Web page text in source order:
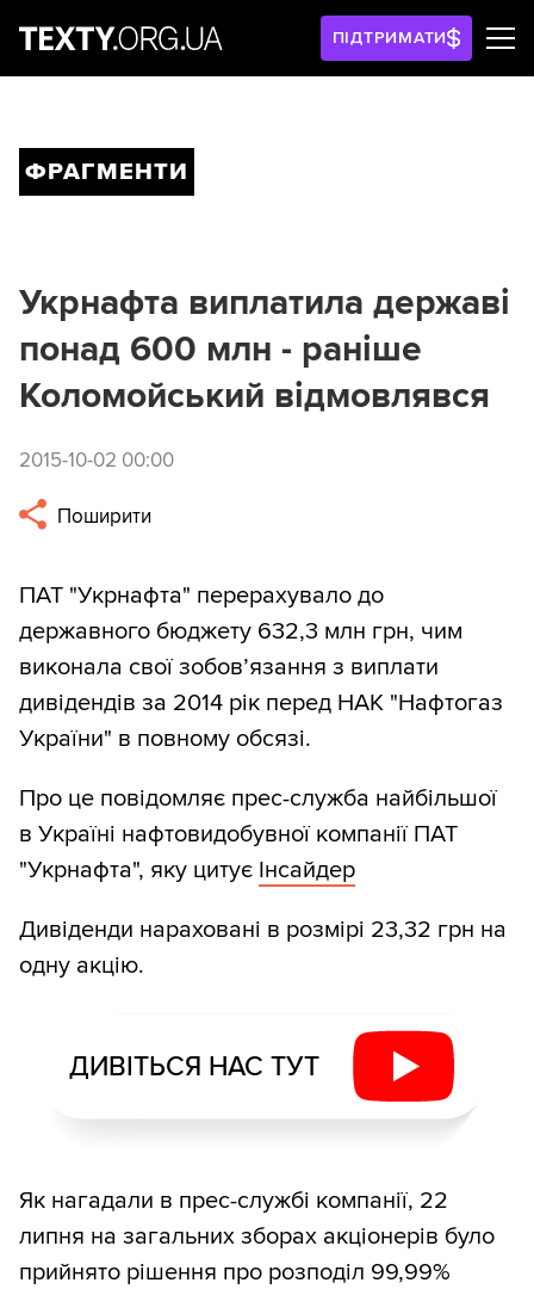
ПІДТРИМАТИ
ФРАГМЕНТИ
Укрнафта виплатила державі
понад 600 млн - раніше
Коломойський відмовлявся
2015-10-02 00:00
Поширити
ПАТ "Укрнафта" перерахувало до
державного бюджету 632,3 млн грн, чим
виконала свої зобов’язання з виплати
дивідендів за 2014 рік перед НАК "Нафтогаз
України" в повному обсязі.
Про це повідомляє прес-служба найбільшої
в Україні нафтовидобувної компанії ПАТ
"Укрнафта", яку цитує Інсайдер
Дивіденди нараховані в розмірі 23,32 грн на
одну акцію.
ДИВІТЬСЯ НАС ТУТ
Як нагадали в прес-службі компанії, 22
липня на загальних зборах акціонерів було
прийнято рішення про розподіл 99,99%